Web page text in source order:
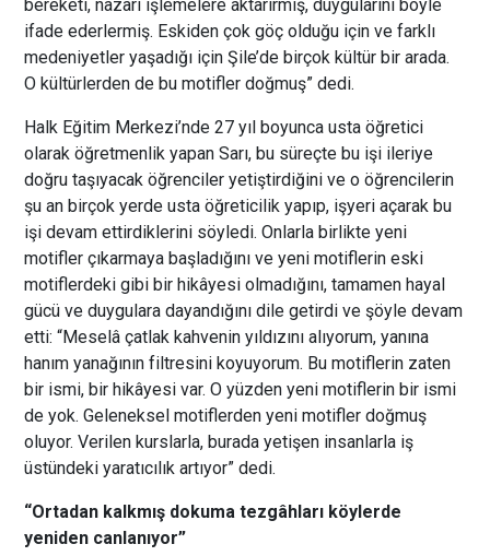
bereketi, nazarı işlemelere aktarırmış, duygularını böyle
ifade ederlermiş. Eskiden çok göç olduğu için ve farklı
medeniyetler yaşadığı için Şile’de birçok kültür bir arada.
O kültürlerden de bu motifler doğmuş” dedi.
Halk Eğitim Merkezi’nde 27 yıl boyunca usta öğretici
olarak öğretmenlik yapan Sarı, bu süreçte bu işi ileriye
doğru taşıyacak öğrenciler yetiştirdiğini ve o öğrencilerin
şu an birçok yerde usta öğreticilik yapıp, işyeri açarak bu
işi devam ettirdiklerini söyledi. Onlarla birlikte yeni
motifler çıkarmaya başladığını ve yeni motiflerin eski
motiflerdeki gibi bir hikâyesi olmadığını, tamamen hayal
gücü ve duygulara dayandığını dile getirdi ve şöyle devam
etti: “Meselâ çatlak kahvenin yıldızını alıyorum, yanına
hanım yanağının filtresini koyuyorum. Bu motiflerin zaten
bir ismi, bir hikâyesi var. O yüzden yeni motiflerin bir ismi
de yok. Geleneksel motiflerden yeni motifler doğmuş
oluyor. Verilen kurslarla, burada yetişen insanlarla iş
üstündeki yaratıcılık artıyor” dedi.
“Ortadan kalkmış dokuma tezgâhları köylerde
yeniden canlanıyor”